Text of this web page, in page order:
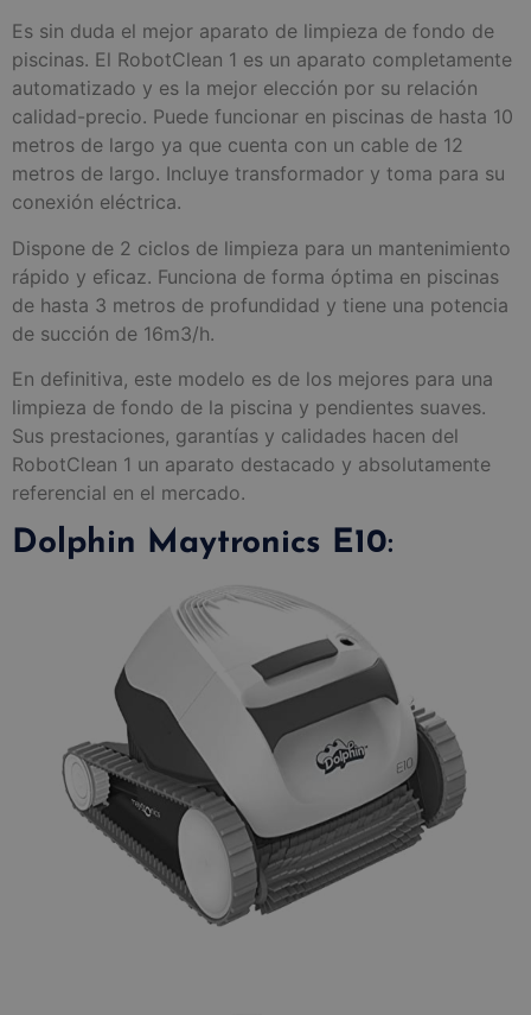
Es sin duda el mejor aparato de limpieza de fondo de
piscinas. El RobotClean 1 es un aparato completamente
automatizado y es la mejor elección por su relación
calidad-precio. Puede funcionar en piscinas de hasta 10
metros de largo ya que cuenta con un cable de 12
metros de largo. Incluye transformador y toma para su
conexión eléctrica.
Dispone de 2 ciclos de limpieza para un mantenimiento
rápido y eficaz. Funciona de forma óptima en piscinas
de hasta 3 metros de profundidad y tiene una potencia
de succión de 16m3/h.
En definitiva, este modelo es de los mejores para una
limpieza de fondo de la piscina y pendientes suaves.
Sus prestaciones, garantías y calidades hacen del
RobotClean 1 un aparato destacado y absolutamente
referencial en el mercado.
Dolphin Maytronics E10: